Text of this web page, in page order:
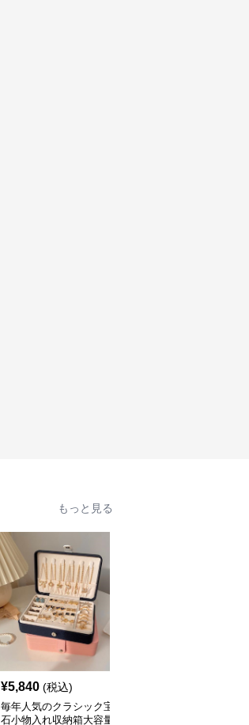
もっと見る
¥5,840 (税込)
毎年人気のクラシック宝
石小物入れ収納箱大容量